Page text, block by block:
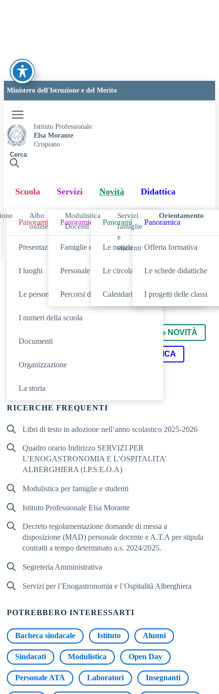
Vai
contenuti
Vai
menu
navigazione
Vai
footer
Ministero dell'Istruzione e del Merito
Istituto Professionale
Elsa Morante
Crispiano
Cerca
Scuola
Panoramica
Presentazione
I luoghi
Le persone
I numeri della scuola
Documenti
Organizzazione
La storia
Servizi
Panoramica
Famiglie e studenti
Personale scolastico
Percorsi di Studio
Novità
Panoramica
Le notizie
Le circolari
Calendario eventi
Didattica
Panoramica
Offerta formativa
Le schede didattiche
I progetti delle classi
Albo
online
Modulistica
Docenti
Servizi
famiglie
e
studenti
Orientamento
Cerca
Cerca tra le NOVITÀ
DIDATTICA
RICERCHE FREQUENTI
Libri di testo in adozione nell’anno scolastico 2025-2026
Quadro orario Indirizzo SERVIZI PER
L’ENOGASTRONOMIA E L’OSPITALITA’
ALBERGHIERA (I.P.S.E.O.A)
Modulistica per famiglie e studenti
Istituto Professionale Elsa Morante
Decreto regolamentazione domande di messa a
disposizione (MAD) personale docente e A.T.A per stipula
contratti a tempo determinato a.s. 2024/2025.
Segreteria Amministrativa
Servizi per l’Enogastronomia e l’Ospitalità Alberghiera
POTREBBERO INTERESSARTI
Bacheca sindacale Istituto Alunni
Sindacati Modulistica Open Day
Personale ATA Laboratori Insegnanti